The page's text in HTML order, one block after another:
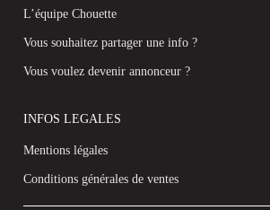
L’équipe Chouette
Vous souhaitez partager une info ?
Vous voulez devenir annonceur ?
INFOS LEGALES
Mentions légales
Conditions générales de ventes